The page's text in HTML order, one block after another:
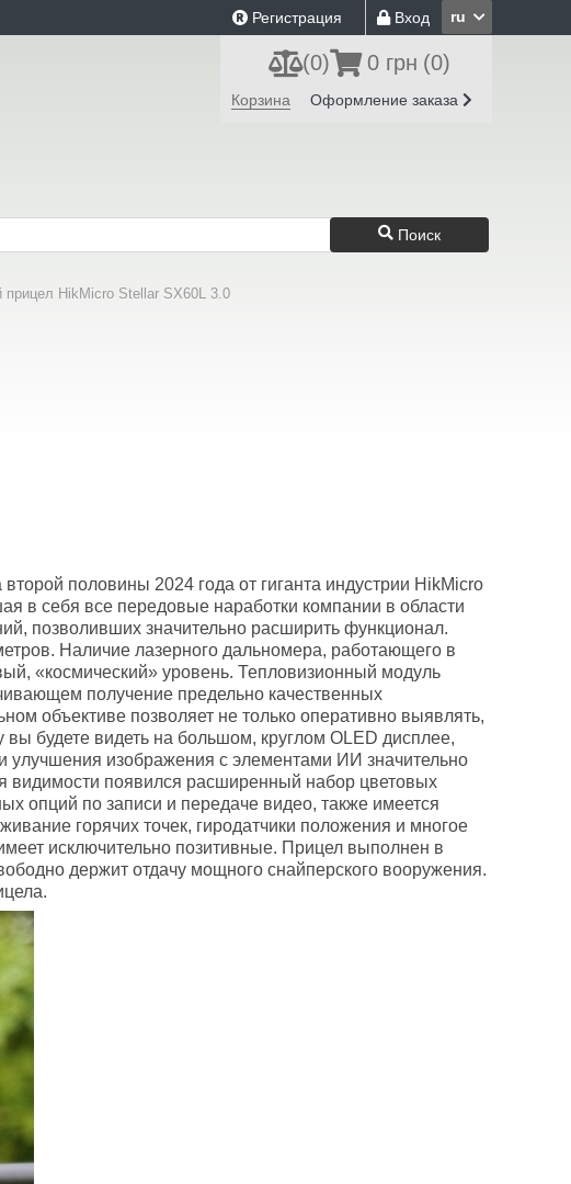
ru
Вход
Регистрация
(0) 0 грн (0)
Корзина Оформление заказа
Поиск
прицел HikMicro Stellar SX60L 3.0
половины 2024 года от гиганта индустрии HikMicro
в себя все передовые наработки компании в области
позволивших значительно расширить функционал.
Наличие лазерного дальномера, работающего в
«космический» уровень. Тепловизионный модуль
получение предельно качественных
объективе позволяет не только оперативно выявлять,
будете видеть на большом, круглом OLED дисплее,
изображения с элементами ИИ значительно
видимости появился расширенный набор цветовых
опций по записи и передаче видео, также имеется
горячих точек, гиродатчики положения и многое
исключительно позитивные. Прицел выполнен в
держит отдачу мощного снайперского вооружения.